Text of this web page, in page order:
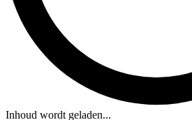
Inhoud wordt geladen...